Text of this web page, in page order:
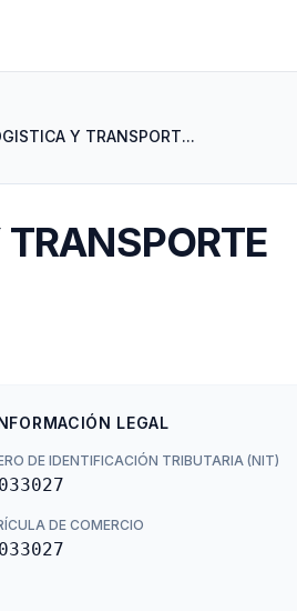
Y TRANSPORT...
LEGAL
DE IDENTIFICACIÓN TRIBUTARIA (NIT)
DE COMERCIO